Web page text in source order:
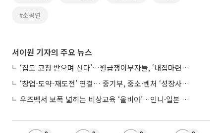
#소공연
서이원 기자의 주요 뉴스
‘집도 코칭 받으며 산다’…월급쟁이부자들, ‘내집마련’ 신청 증가세
‘창업-도약-재도전’ 연결… 중기부, 중소·벤처 ‘성장사다리’ 짓는다
우즈벡서 보폭 넓히는 비상교육 ‘올비아’…인니·일본 진출 타진